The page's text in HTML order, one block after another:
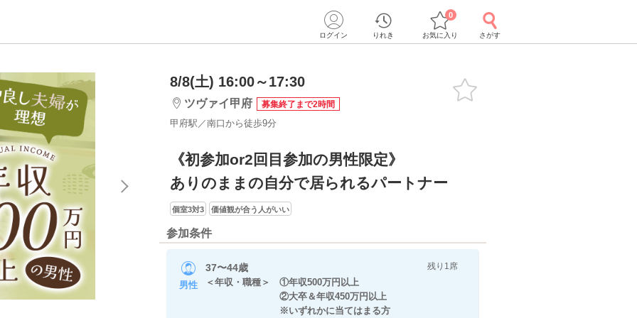
ログイン りれき お気に入り
0
さがす
8/8(土) 16:00～17:30
ツヴァイ甲府 募集終了まで2時間
甲府駅／南口から徒歩9分
《初参加or2回目参加の男性限定》
ありのままの自分で居られるパートナー
個室3対3 価値観が合う人がいい
参加条件
男性
残り1席
37〜44歳
＜年収・職種＞ ①年収500万円以上
②大卒＆年収450万円以上
※いずれかに当てはまる方